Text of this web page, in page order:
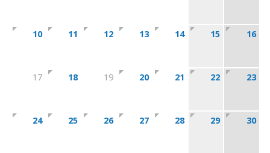
10 11 12 13 14 15 16
17 18 19 20 21 22 23
24 25 26 27 28 29 30